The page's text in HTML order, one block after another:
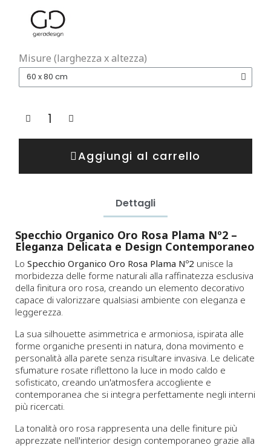
Misure (larghezza x altezza)
Aggiungi al carrello
Dettagli
Specchio Organico Oro Rosa Plama Nº2 –
Eleganza Delicata e Design Contemporaneo
Lo Specchio Organico Oro Rosa Plama Nº2 unisce la
morbidezza delle forme naturali alla raffinatezza esclusiva
della finitura oro rosa, creando un elemento decorativo
capace di valorizzare qualsiasi ambiente con eleganza e
leggerezza.
La sua silhouette asimmetrica e armoniosa, ispirata alle
forme organiche presenti in natura, dona movimento e
personalità alla parete senza risultare invasiva. Le delicate
sfumature rosate riflettono la luce in modo caldo e
sofisticato, creando un'atmosfera accogliente e
contemporanea che si integra perfettamente negli interni
più ricercati.
La tonalità oro rosa rappresenta una delle finiture più
apprezzate nell'interior design contemporaneo grazie alla